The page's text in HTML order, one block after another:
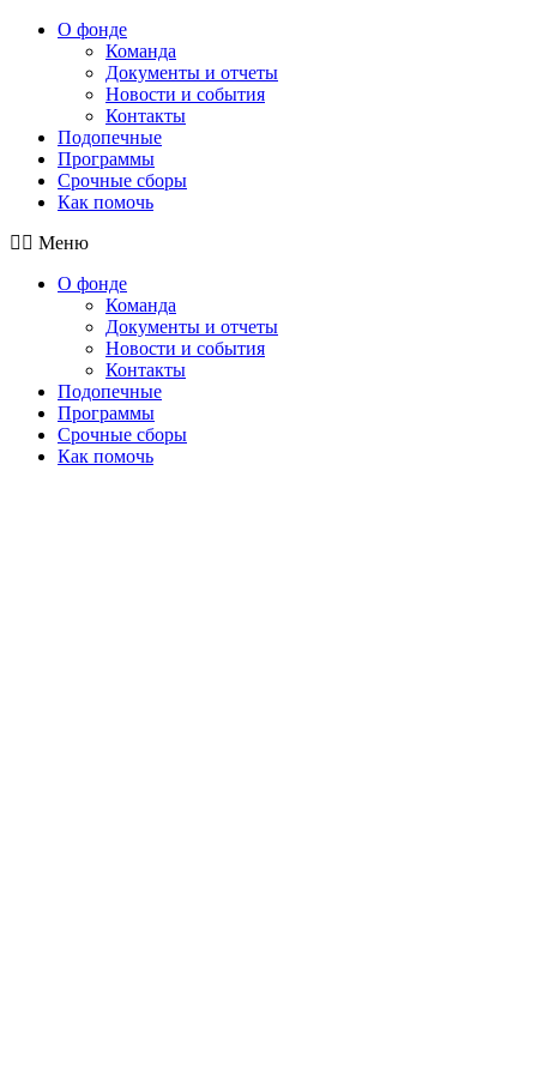
О фонде
Команда
Документы и отчеты
Новости и события
Контакты
Подопечные
Программы
Срочные сборы
Как помочь
Меню
О фонде
Команда
Документы и отчеты
Новости и события
Контакты
Подопечные
Программы
Срочные сборы
Как помочь